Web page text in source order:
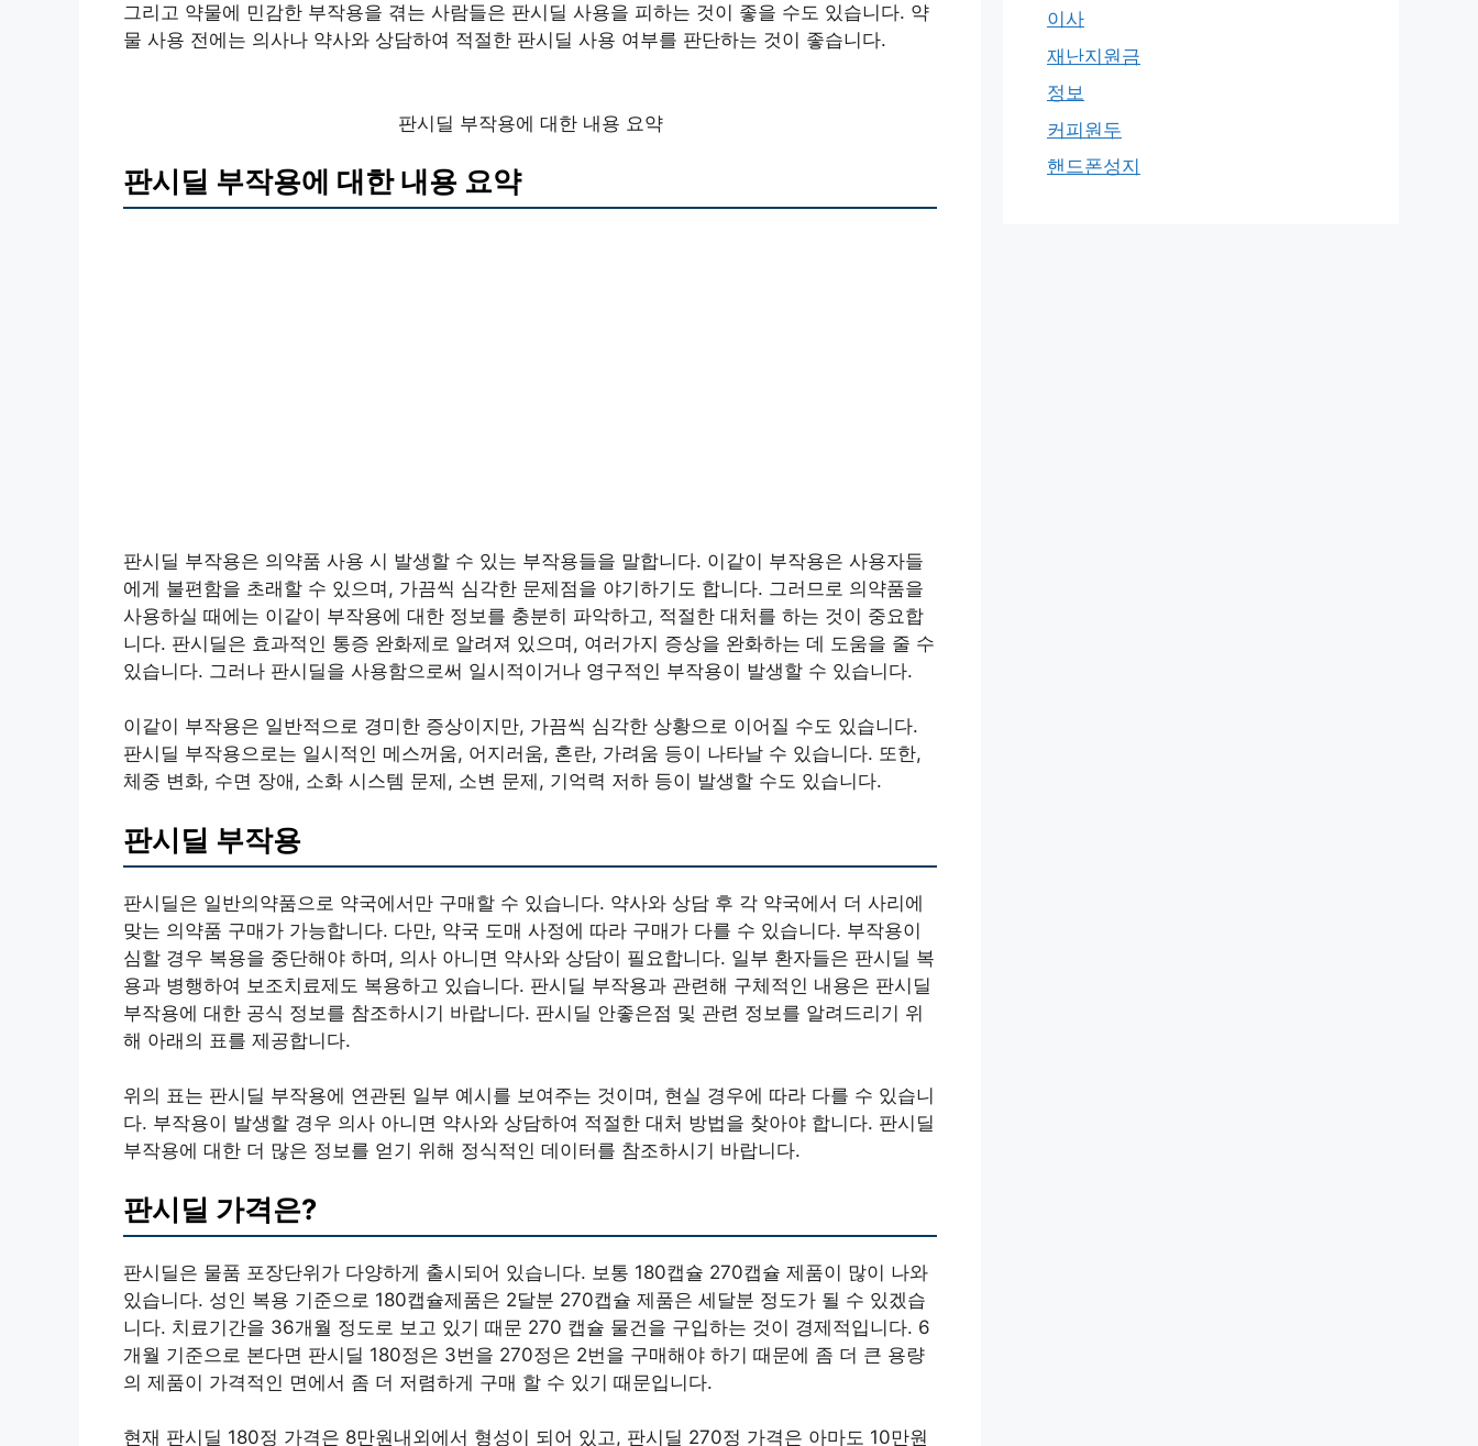
그리고 약물에 민감한 부작용을 겪는 사람들은 판시딜 사용을 피하는 것이 좋을 수도 있습니다. 약
물 사용 전에는 의사나 약사와 상담하여 적절한 판시딜 사용 여부를 판단하는 것이 좋습니다.
판시딜 부작용에 대한 내용 요약
판시딜 부작용에 대한 내용 요약
판시딜 부작용은 의약품 사용 시 발생할 수 있는 부작용들을 말합니다. 이같이 부작용은 사용자들
에게 불편함을 초래할 수 있으며, 가끔씩 심각한 문제점을 야기하기도 합니다. 그러므로 의약품을
사용하실 때에는 이같이 부작용에 대한 정보를 충분히 파악하고, 적절한 대처를 하는 것이 중요합
니다. 판시딜은 효과적인 통증 완화제로 알려져 있으며, 여러가지 증상을 완화하는 데 도움을 줄 수
있습니다. 그러나 판시딜을 사용함으로써 일시적이거나 영구적인 부작용이 발생할 수 있습니다.
이같이 부작용은 일반적으로 경미한 증상이지만, 가끔씩 심각한 상황으로 이어질 수도 있습니다.
판시딜 부작용으로는 일시적인 메스꺼움, 어지러움, 혼란, 가려움 등이 나타날 수 있습니다. 또한,
체중 변화, 수면 장애, 소화 시스템 문제, 소변 문제, 기억력 저하 등이 발생할 수도 있습니다.
판시딜 부작용
판시딜은 일반의약품으로 약국에서만 구매할 수 있습니다. 약사와 상담 후 각 약국에서 더 사리에
맞는 의약품 구매가 가능합니다. 다만, 약국 도매 사정에 따라 구매가 다를 수 있습니다. 부작용이
심할 경우 복용을 중단해야 하며, 의사 아니면 약사와 상담이 필요합니다. 일부 환자들은 판시딜 복
용과 병행하여 보조치료제도 복용하고 있습니다. 판시딜 부작용과 관련해 구체적인 내용은 판시딜
부작용에 대한 공식 정보를 참조하시기 바랍니다. 판시딜 안좋은점 및 관련 정보를 알려드리기 위
해 아래의 표를 제공합니다.
위의 표는 판시딜 부작용에 연관된 일부 예시를 보여주는 것이며, 현실 경우에 따라 다를 수 있습니
다. 부작용이 발생할 경우 의사 아니면 약사와 상담하여 적절한 대처 방법을 찾아야 합니다. 판시딜
부작용에 대한 더 많은 정보를 얻기 위해 정식적인 데이터를 참조하시기 바랍니다.
판시딜 가격은?
판시딜은 물품 포장단위가 다양하게 출시되어 있습니다. 보통 180캡슐 270캡슐 제품이 많이 나와
있습니다. 성인 복용 기준으로 180캡슐제품은 2달분 270캡슐 제품은 세달분 정도가 될 수 있겠습
니다. 치료기간을 36개월 정도로 보고 있기 때문 270 캡슐 물건을 구입하는 것이 경제적입니다. 6
개월 기준으로 본다면 판시딜 180정은 3번을 270정은 2번을 구매해야 하기 때문에 좀 더 큰 용량
의 제품이 가격적인 면에서 좀 더 저렴하게 구매 할 수 있기 때문입니다.
현재 판시딜 180정 가격은 8만원내외에서 형성이 되어 있고, 판시딜 270정 가격은 아마도 10만원
이사
재난지원금
정보
커피원두
핸드폰성지